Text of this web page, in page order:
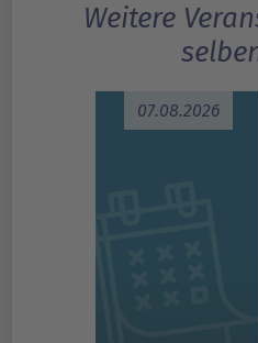
Weitere
07.08.2026